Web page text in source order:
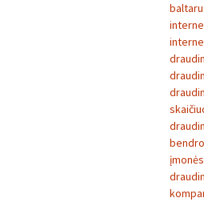
įmonės